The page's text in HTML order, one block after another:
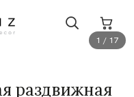
1 / 17
раздвижная